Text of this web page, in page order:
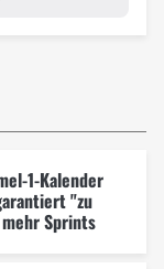
1-Kalender
"zu
Sprints